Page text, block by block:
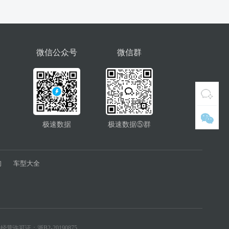
微信公众号
极速数据
微信群
极速数据⑤群
车型大全